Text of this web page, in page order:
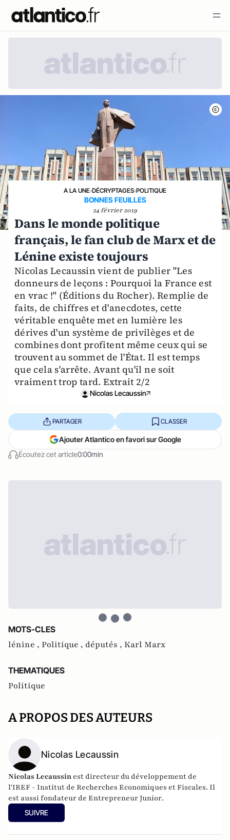
A LA UNE›DÉCRYPTAGES›POLITIQUE
BONNES FEUILLES
24 février 2019
Dans le monde politique
français, le fan club de Marx et de
Lénine existe toujours
Nicolas Lecaussin vient de publier "Les
donneurs de leçons : Pourquoi la France est
en vrac !" (Éditions du Rocher). Remplie de
faits, de chiffres et d'anecdotes, cette
véritable enquête met en lumière les
dérives d'un système de privilèges et de
combines dont profitent même ceux qui se
trouvent au sommet de l'État. Il est temps
que cela s'arrête. Avant qu'il ne soit
vraiment trop tard. Extrait 2/2
Nicolas Lecaussin
Écoutez cet article0:00min
PARTAGER CLASSER
Ajouter Atlantico en favori sur Google
MOTS-CLES
lénine , Politique , députés , Karl Marx
THEMATIQUES
Politique
A PROPOS DES AUTEURS
Nicolas Lecaussin
Nicolas Lecaussin est directeur du développement de
l'IREF - Institut de Recherches Economiques et Fiscales. Il
est aussi fondateur de Entrepreneur Junior.
SUIVRE